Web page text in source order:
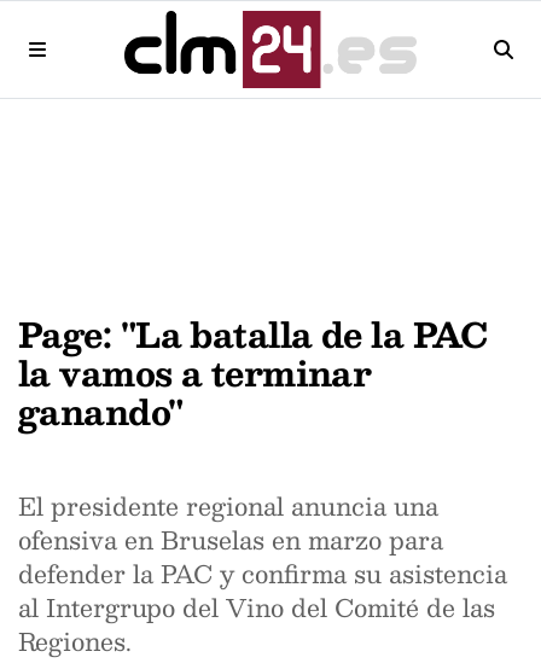
Page: "La batalla de la PAC
la vamos a terminar
ganando"
El presidente regional anuncia una
ofensiva en Bruselas en marzo para
defender la PAC y confirma su asistencia
al Intergrupo del Vino del Comité de las
Regiones.